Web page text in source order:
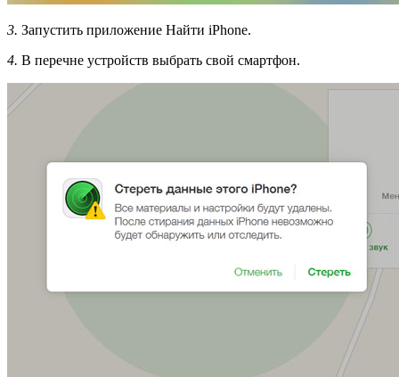
3. Запустить приложение Найти iPhone.
4. В перечне устройств выбрать свой смартфон.